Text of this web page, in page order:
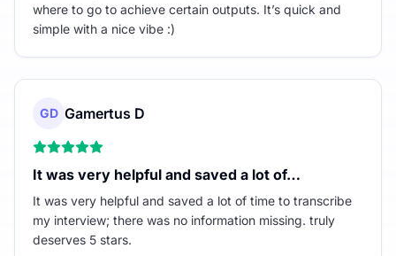
where to go to achieve certain outputs. It’s quick and
simple with a nice vibe :)
GD Gamertus D
It was very helpful and saved a lot of…
It was very helpful and saved a lot of time to transcribe
my interview; there was no information missing. truly
deserves 5 stars.